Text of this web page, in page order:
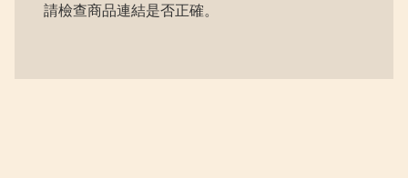
請檢查商品連結是否正確。